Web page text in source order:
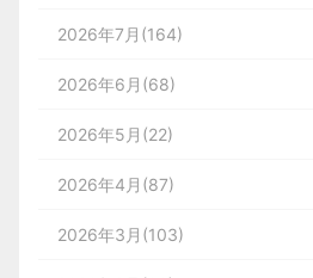
2026年7月(164)
2026年6月(68)
2026年5月(22)
2026年4月(87)
2026年3月(103)